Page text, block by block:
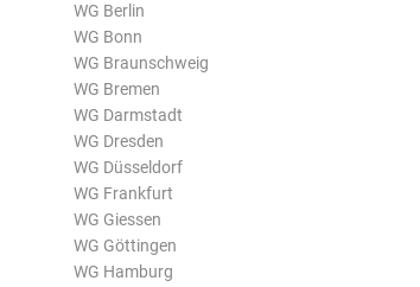
WG Berlin
WG Bonn
WG Braunschweig
WG Bremen
WG Darmstadt
WG Dresden
WG Düsseldorf
WG Frankfurt
WG Giessen
WG Göttingen
WG Hamburg